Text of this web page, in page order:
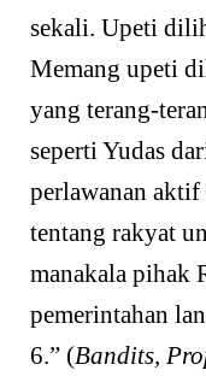
sekali. Upeti
Memang upeti
yang terang-
seperti Yudas
perlawanan aktif
tentang rakyat
manakala pihak
pemerintahan
6.” (Bandits,